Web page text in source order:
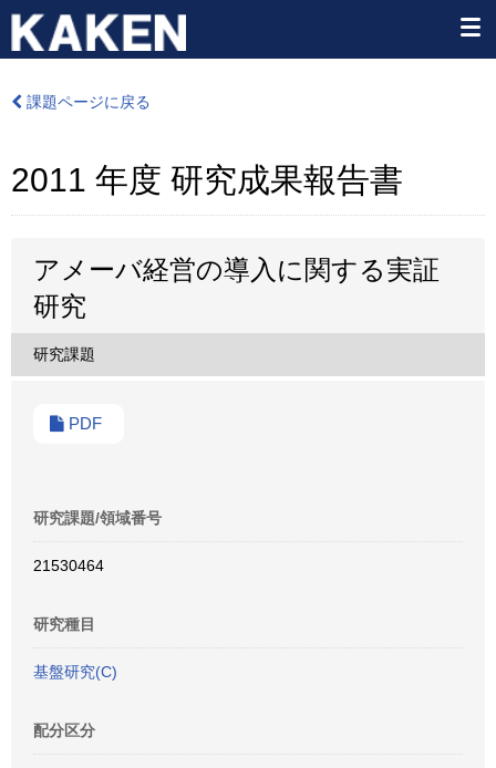
課題ページに戻る
2011 年度 研究成果報告書
アメーバ経営の導入に関する実証
研究
研究課題
PDF
研究課題/領域番号
21530464
研究種目
基盤研究(C)
配分区分